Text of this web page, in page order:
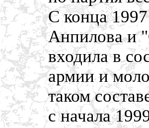
С конца
Анпилова и
входила в
армии и
таком
с начала